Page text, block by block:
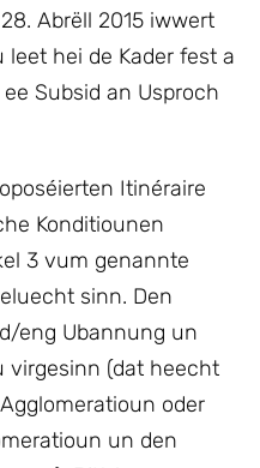
Abrëll 2015 iwwert
leet hei de Kader fest a
Subsid an Usproch
Itinéraire
Konditiounen
3 vum genannte
sinn. Den
eng Ubannung un
virgesinn (dat heecht
oder
un den